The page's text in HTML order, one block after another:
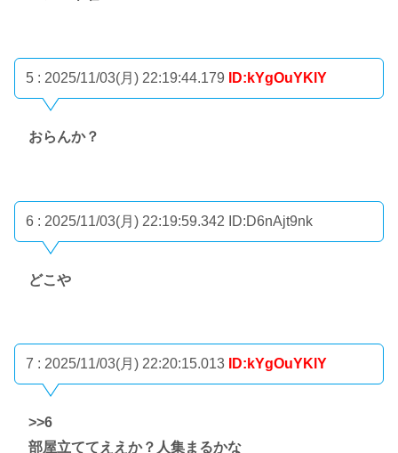
5 : 2025/11/03(月) 22:19:44.179 ID:kYgOuYKlY
おらんか？
6 : 2025/11/03(月) 22:19:59.342 ID:D6nAjt9nk
どこや
7 : 2025/11/03(月) 22:20:15.013 ID:kYgOuYKlY
>>6
部屋立ててええか？人集まるかな